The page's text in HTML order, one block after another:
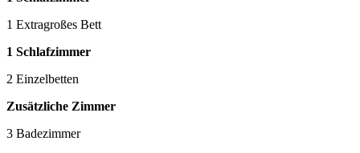
1 Extragroßes Bett
1 Schlafzimmer
2 Einzelbetten
Zusätzliche Zimmer
3 Badezimmer